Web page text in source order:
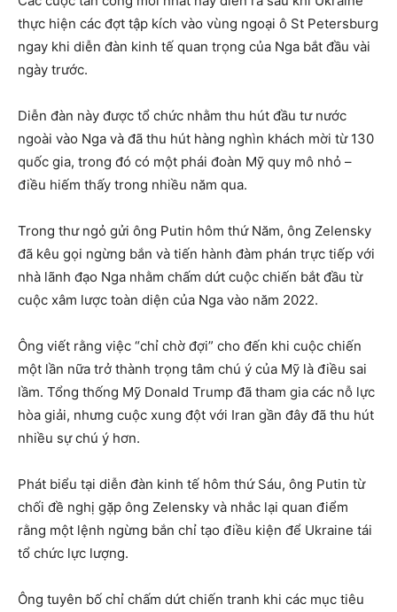
thực hiện các đợt tập kích vào vùng ngoại ô St Petersburg
ngay khi diễn đàn kinh tế quan trọng của Nga bắt đầu vài
ngày trước.
Diễn đàn này được tổ chức nhằm thu hút đầu tư nước
ngoài vào Nga và đã thu hút hàng nghìn khách mời từ 130
quốc gia, trong đó có một phái đoàn Mỹ quy mô nhỏ –
điều hiếm thấy trong nhiều năm qua.
Trong thư ngỏ gửi ông Putin hôm thứ Năm, ông Zelensky
đã kêu gọi ngừng bắn và tiến hành đàm phán trực tiếp với
nhà lãnh đạo Nga nhằm chấm dứt cuộc chiến bắt đầu từ
cuộc xâm lược toàn diện của Nga vào năm 2022.
Ông viết rằng việc “chỉ chờ đợi” cho đến khi cuộc chiến
một lần nữa trở thành trọng tâm chú ý của Mỹ là điều sai
lầm. Tổng thống Mỹ Donald Trump đã tham gia các nỗ lực
hòa giải, nhưng cuộc xung đột với Iran gần đây đã thu hút
nhiều sự chú ý hơn.
Phát biểu tại diễn đàn kinh tế hôm thứ Sáu, ông Putin từ
chối đề nghị gặp ông Zelensky và nhắc lại quan điểm
rằng một lệnh ngừng bắn chỉ tạo điều kiện để Ukraine tái
tổ chức lực lượng.
Ông tuyên bố chỉ chấm dứt chiến tranh khi các mục tiêu